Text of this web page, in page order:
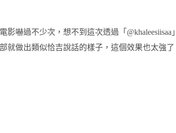
嚇過不少次，想不到這次透過「@khaleesiisaa」
就做出類似恰吉說話的樣子，這個效果也太強了